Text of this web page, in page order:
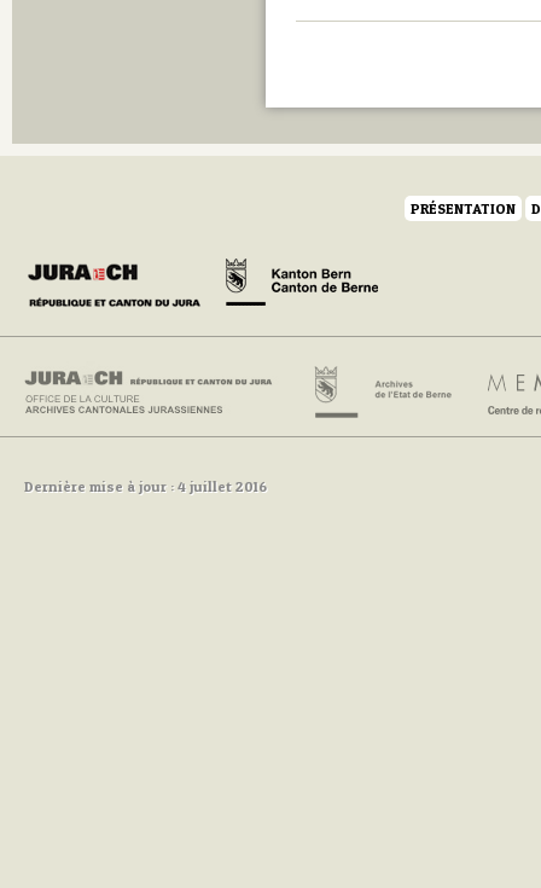
PRÉSENTATION
Dernière mise à jour : 4 juillet 2016